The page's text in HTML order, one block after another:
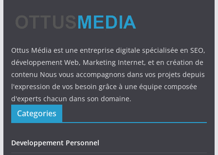
Ottus Média est une entreprise digitale spécialisée en SEO,
développement Web, Marketing Internet, et en création de
contenu Nous vous accompagnons dans vos projets depuis
l'expression de vos besoin grâce à une équipe composée
d'experts chacun dans son domaine.
Categories
Developpement Personnel